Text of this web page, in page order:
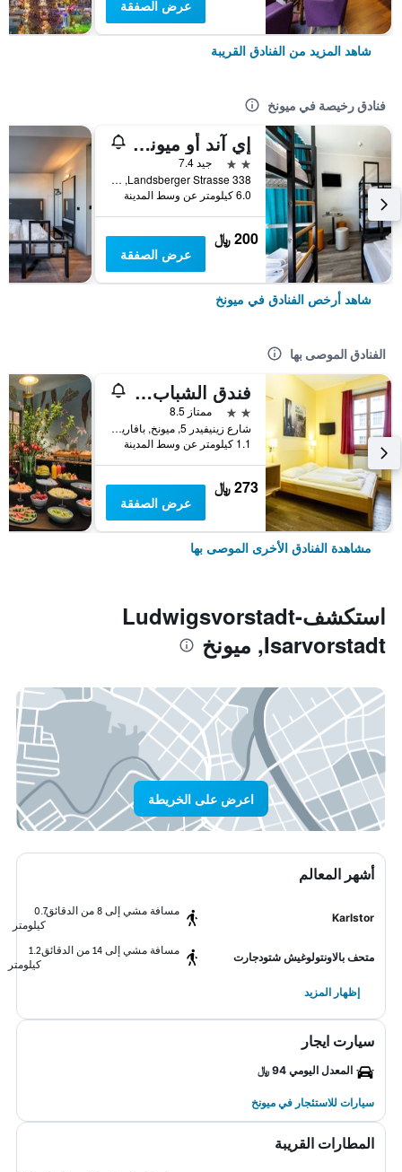
عرض الصفقة
شاهد المزيد من الفنادق القريبة
فنادق رخيصة في ميونخ
إي آند أو ميونيخ لايم
2 نجمتين
جيد 7.4
Landsberger Strasse 338, ميونخ, بافاريا, ألمانيا
6.0 كيلومتر عن وسط المدينة
200 ﷼
عرض الصفقة
شاهد أرخص الفنادق في ميونخ
الفنادق الموصى بها
فندق الشباب يورو ميونيخ
2 نجمتين
ممتاز 8.5
شارع زينيفيدر 5, ميونخ, بافاريا, ألمانيا
1.1 كيلومتر عن وسط المدينة
273 ﷼
عرض الصفقة
مشاهدة الفنادق الأخرى الموصى بها
استكشفLudwigsvorstadt-
Isarvorstadt, ميونخ
اعرض على الخريطة
أشهر المعالم
Karlstor
مسافة مشي إلى 8 من الدقائق
0.7
كيلومتر
متحف بالاونتولوغيش شتودجارت
مسافة مشي إلى 14 من الدقائق
1.2
كيلومتر
إظهار المزيد
سيارت ايجار
المعدل اليومي 94 ﷼
سيارات للاستئجار في ميونخ
المطارات القريبة